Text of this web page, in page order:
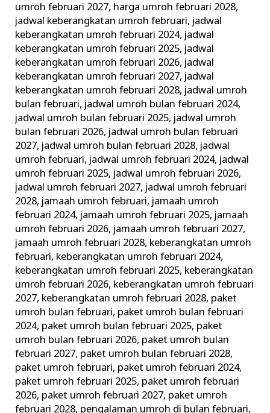
umroh februari 2027, harga umroh februari 2028,
jadwal keberangkatan umroh februari, jadwal
keberangkatan umroh februari 2024, jadwal
keberangkatan umroh februari 2025, jadwal
keberangkatan umroh februari 2026, jadwal
keberangkatan umroh februari 2027, jadwal
keberangkatan umroh februari 2028, jadwal umroh
bulan februari, jadwal umroh bulan februari 2024,
jadwal umroh bulan februari 2025, jadwal umroh
bulan februari 2026, jadwal umroh bulan februari
2027, jadwal umroh bulan februari 2028, jadwal
umroh februari, jadwal umroh februari 2024, jadwal
umroh februari 2025, jadwal umroh februari 2026,
jadwal umroh februari 2027, jadwal umroh februari
2028, jamaah umroh februari, jamaah umroh
februari 2024, jamaah umroh februari 2025, jamaah
umroh februari 2026, jamaah umroh februari 2027,
jamaah umroh februari 2028, keberangkatan umroh
februari, keberangkatan umroh februari 2024,
keberangkatan umroh februari 2025, keberangkatan
umroh februari 2026, keberangkatan umroh februari
2027, keberangkatan umroh februari 2028, paket
umroh bulan februari, paket umroh bulan februari
2024, paket umroh bulan februari 2025, paket
umroh bulan februari 2026, paket umroh bulan
februari 2027, paket umroh bulan februari 2028,
paket umroh februari, paket umroh februari 2024,
paket umroh februari 2025, paket umroh februari
2026, paket umroh februari 2027, paket umroh
februari 2028, pengalaman umroh di bulan februari,